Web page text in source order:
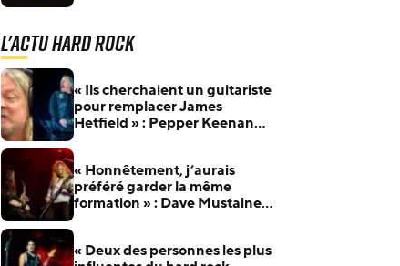
L'actu Hard Rock
« Ils cherchaient un guitariste
pour remplacer James
Hetfield » : Pepper Keenan
« Honnêtement, j’aurais
préféré garder la même
formation » : Dave Mustaine
Megadeth
« Deux des personnes les plus